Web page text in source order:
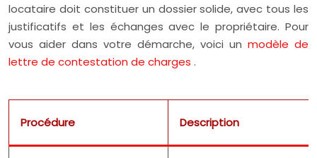
locataire doit constituer un dossier solide, avec tous les
justificatifs et les échanges avec le propriétaire. Pour
vous aider dans votre démarche, voici un modèle de
lettre de contestation de charges .
Procédure Description